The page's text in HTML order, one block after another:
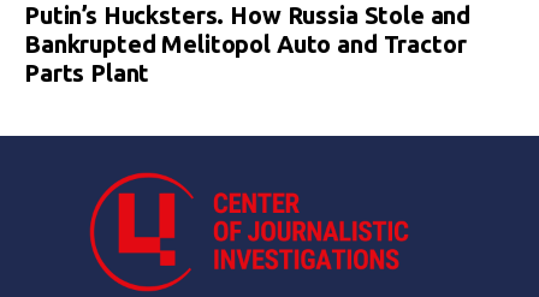
Putin’s Hucksters. How Russia Stole and
Bankrupted Melitopol Auto and Tractor
Parts Plant